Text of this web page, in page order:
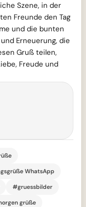
Szene, in der
Freunde den Tag
und die bunten
Erneuerung, die
Gruß teilen,
Freude und
WhatsApp
#gruessbilder
grüße